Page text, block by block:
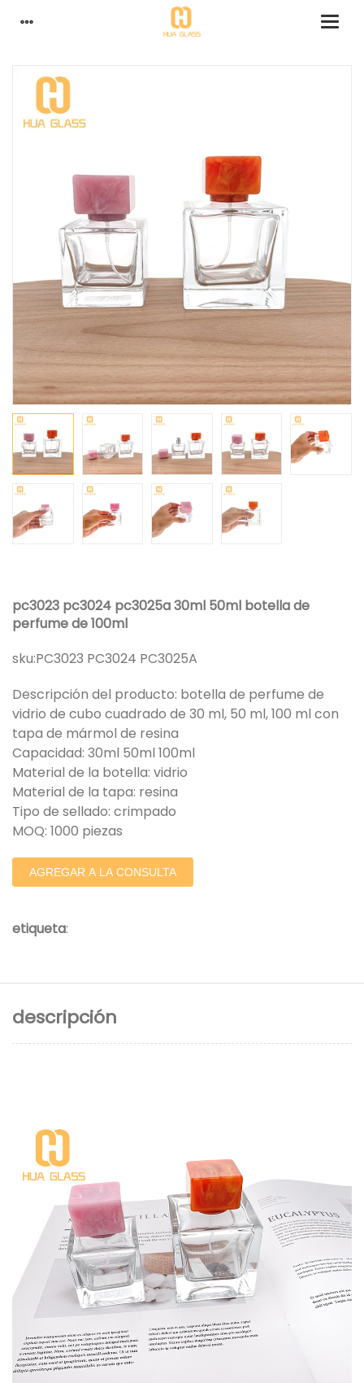
pc3023 pc3024 pc3025a 30ml 50ml botella de
perfume de 100ml
sku:PC3023 PC3024 PC3025A
Descripción del producto: botella de perfume de
vidrio de cubo cuadrado de 30 ml, 50 ml, 100 ml con
tapa de mármol de resina
Capacidad: 30ml 50ml 100ml
Material de la botella: vidrio
Material de la tapa: resina
Tipo de sellado: crimpado
MOQ: 1000 piezas
AGREGAR A LA CONSULTA
etiqueta:
descripción